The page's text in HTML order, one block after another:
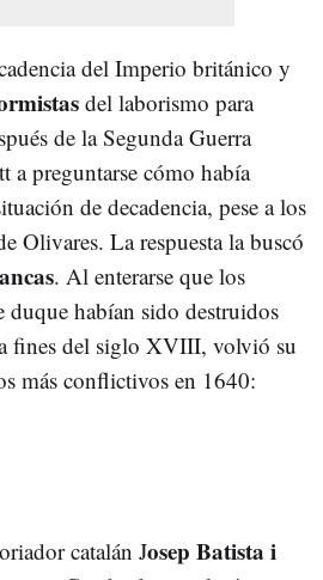
del Imperio británico y
del laborismo para
de la Segunda Guerra
preguntarse cómo había
de decadencia, pese a los
Olivares. La respuesta la buscó
. Al enterarse que los
duque habían sido destruidos
fines del siglo XVIII, volvió su
más conflictivos en 1640:
catalán Josep Batista i